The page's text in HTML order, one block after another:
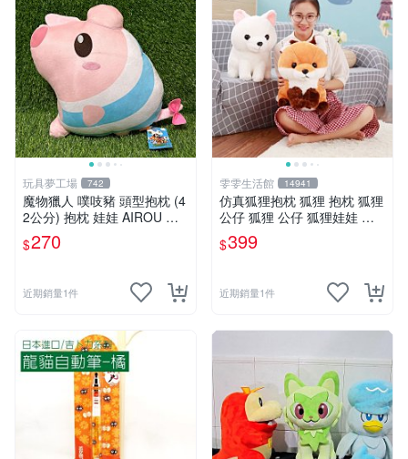
玩具夢工場 742
魔物獵人 噗吱豬 頭型抱枕 (4
2公分) 抱枕 娃娃 AIROU 艾
路 梅拉路 艾路貓
$270
近期銷量1件
雯雯生活館 14941
仿真狐狸抱枕 狐狸 抱枕 狐狸
公仔 狐狸 公仔 狐狸娃娃 狐
狸 娃娃 玩偶 玩具 聖誕節 生
日 情人節禮物禮品
$399
近期銷量1件